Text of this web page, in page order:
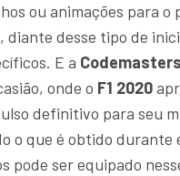
ou animações para o
diante desse tipo de
E a Codemasters
onde o F1 2020
definitivo para seu
o que é obtido durante
pode ser equipado